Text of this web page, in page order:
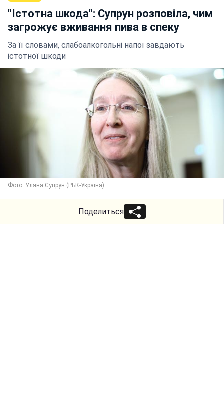
"Істотна шкода": Супрун розповіла, чим
загрожує вживання пива в спеку
За її словами, слабоалкогольні напої завдають
істотної шкоди
Фото: Уляна Супрун (РБК-Україна)
Поделиться